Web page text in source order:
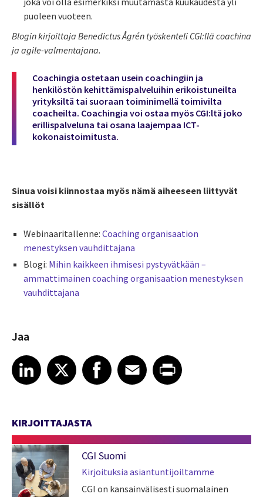
puoleen vuoteen.
Blogin kirjoittaja Benedictus Ågrén työskenteli CGI:llä coachina
ja agile-valmentajana.
Coachingia ostetaan usein coachingiin ja
henkilöstön kehittämispalveluihin erikoistuneilta
yrityksiltä tai suoraan toiminimellä toimivilta
coacheilta. Coachingia voi ostaa myös CGI:ltä joko
erillispalveluna tai osana laajempaa ICT-
kokonaistoimitusta.
Sinua voisi kiinnostaa myös nämä aiheeseen liittyvät
sisällöt
Webinaaritallenne: Coaching organisaation
menestyksen vauhdittajana
Blogi: Mihin kaikkeen ihmisesi pystyvätkään –
ammattimainen coaching organisaation menestyksen
vauhdittajana
Jaa
Share article on LinkedIn
LinkedIn
Share article on XShare article on Facebook
Facebook
Share article on Email
EmailShare article on Print
KIRJOITTAJASTA
CGI Suomi
Kirjoituksia asiantuntijoiltamme
CGI on kansainvälisesti suomalainen